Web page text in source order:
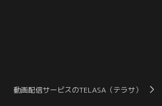
動画配信サービスのTELASA（テラサ）